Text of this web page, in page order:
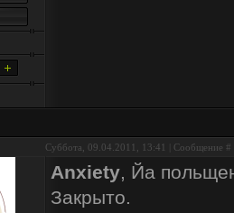
Суббота, 09.04.2011, 13:41 | Сообщение #
Anxiety, Йа
Закрыто.